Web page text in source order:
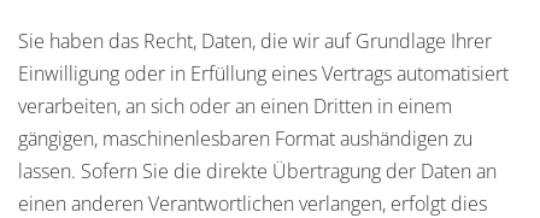
Sie haben das Recht, Daten, die wir auf Grundlage Ihrer
Einwilligung oder in Erfüllung eines Vertrags automatisiert
verarbeiten, an sich oder an einen Dritten in einem
gängigen, maschinenlesbaren Format aushändigen zu
lassen. Sofern Sie die direkte Übertragung der Daten an
einen anderen Verantwortlichen verlangen, erfolgt dies